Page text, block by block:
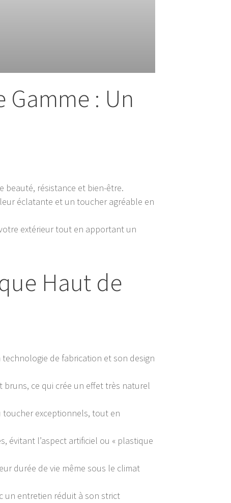
: Un
beauté, résistance et bien-être.
éclatante et un toucher agréable en
extérieur tout en apportant un
Haut de
de fabrication et son design
ce qui crée un effet très naturel
toucher exceptionnels, tout en
évitant l’aspect artificiel ou « plastique
durée de vie même sous le climat
un entretien réduit à son strict